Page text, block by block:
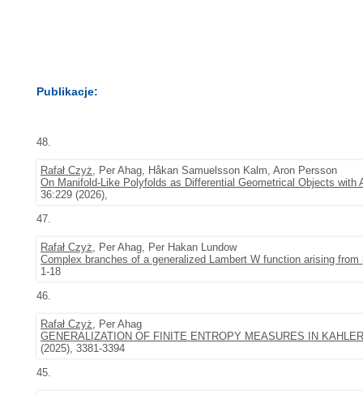
Publikacje:
48.
Rafał Czyż, Per Ahag, Håkan Samuelsson Kalm, Aron Persson
On Manifold-Like Polyfolds as Differential Geometrical Objects with
36:229 (2026),
47.
Rafał Czyż, Per Ahag, Per Hakan Lundow
Complex branches of a generalized Lambert W function arising
1-18
46.
Rafał Czyż, Per Ahag
GENERALIZATION OF FINITE ENTROPY MEASURES IN
(2025), 3381-3394
45.